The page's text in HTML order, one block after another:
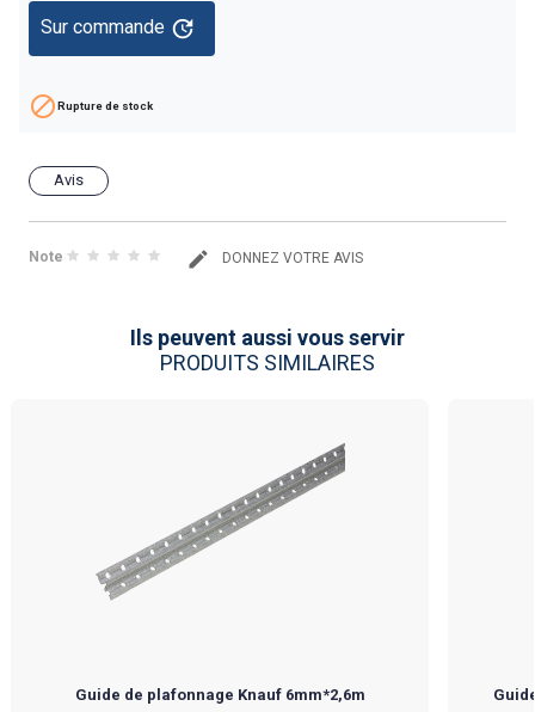
Sur commande update
Rupture de stock
Avis
Note DONNEZ VOTRE AVIS
Ils peuvent aussi vous servir
PRODUITS SIMILAIRES
Guide de plafonnage Knauf 6mm*2,6m